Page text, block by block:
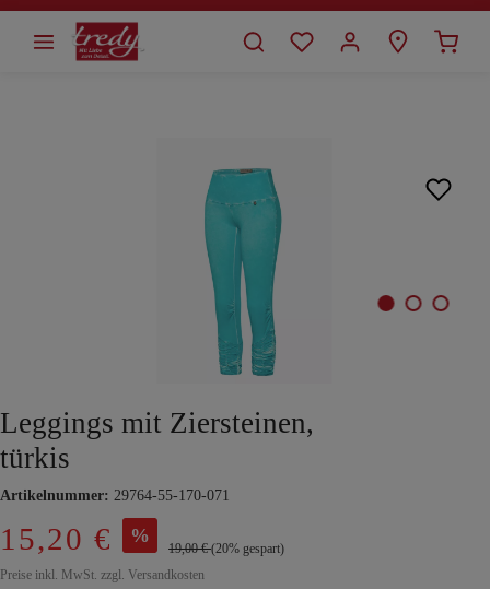
springen
Leggings mit Ziersteinen,
türkis
Artikelnummer: 29764-55-170-071
15,20 € %
19,00 €(20% gespart)
Preise inkl. MwSt. zzgl. Versandkosten